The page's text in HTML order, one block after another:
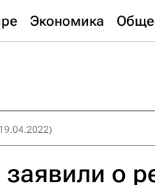
Экономика
о